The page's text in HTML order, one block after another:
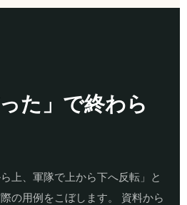
た」で終わら
上、軍隊で上から下へ反転」と
の用例をこぼします。 資料から